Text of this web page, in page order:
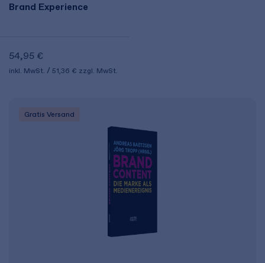
Brand Experience
54,95 €
inkl. MwSt. 51,36 € zzgl. MwSt.
Gratis Versand